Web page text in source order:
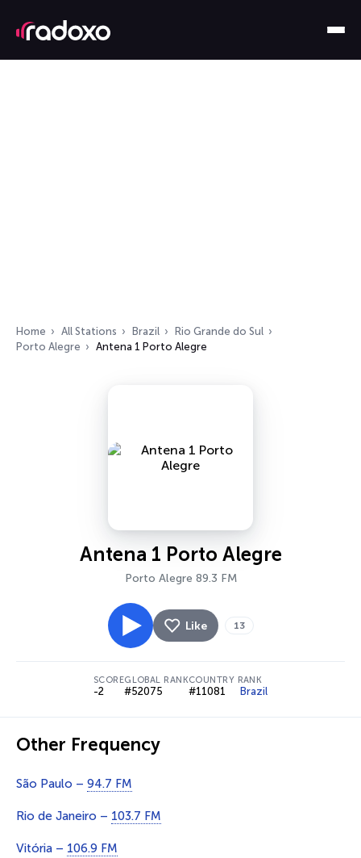
Home All Stations Brazil
Rio Grande do Sul
Porto Alegre
Antena 1 Porto Alegre
Antena 1 Porto Alegre
Porto Alegre 89.3 FM
Like 13
SCORE
-2
GLOBAL RANK
#52075
COUNTRY RANK
#11081 Brazil
Other Frequency
São Paulo – 94.7 FM
Rio de Janeiro – 103.7 FM
Vitória – 106.9 FM